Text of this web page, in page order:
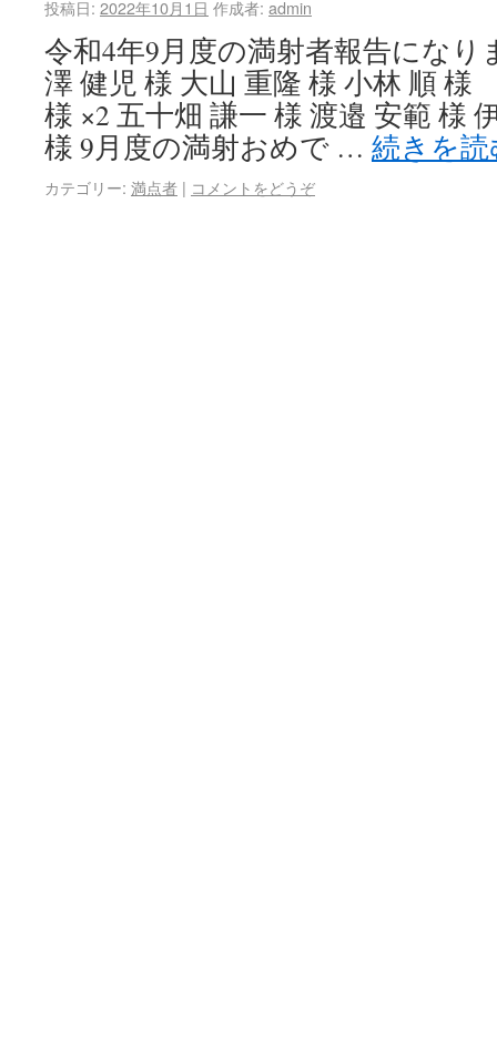
投稿日: 2022年10月1日 作成者: admin
令和4年9月度の満射者報告になり
澤 健児 様 大山 重隆 様 小林 順 様
様 ×2 五十畑 謙一 様 渡邉 安範 様
様 9月度の満射おめで … 続きを
カテゴリー: 満点者 | コメントをどうぞ